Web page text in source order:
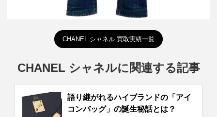
CHANEL シャネル 買取実績一覧
CHANEL シャネルに関連する記事
語り継がれるハイブランドの「アイ
コンバッグ」の誕生秘話とは？